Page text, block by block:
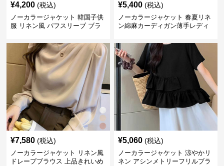
¥4,200 (税込)
ノーカラージャケット 韓国子供
服 リネン風 パフスリーブ ブラ
¥5,400 (税込)
ノーカラージャケット 春夏リネ
ン綿麻カーディガン薄手レディ
¥7,580 (税込)
ノーカラージャケット リネン風
ドレープブラウス 上品きれいめ
¥5,060 (税込)
ノーカラージャケット 涼やかリ
ネン アシンメトリーフリルブラ